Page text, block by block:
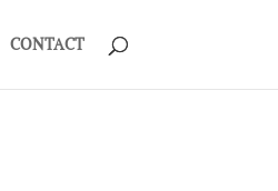
CONTACT